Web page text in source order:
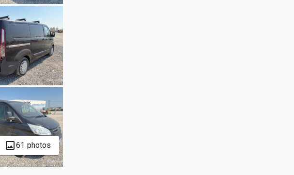
61 photos